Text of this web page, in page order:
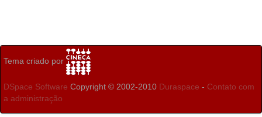
Tema criado por
DSpace Software Copyright © 2002-2010 Duraspace - Contato com
a administração